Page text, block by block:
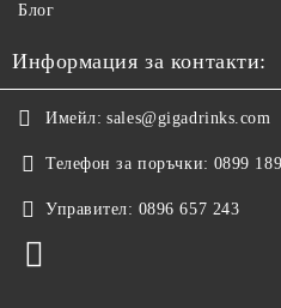
Блог
Информация за контакти:
Имейл: sales@gigadrinks.com
Телефон за поръчки: 0899
Управител: 0896 657 243